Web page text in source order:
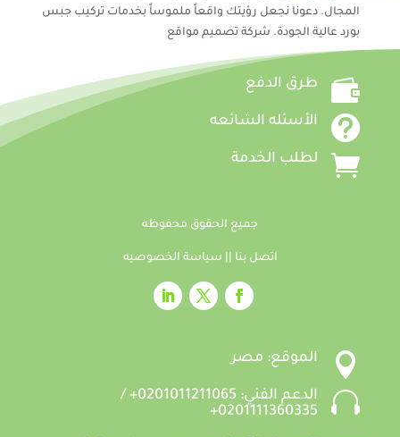
المجال. دعونا نجعل رؤيتك واقعاً ملموساً بخدمات تركيب جبس
بورد عالية الجودة. شركة تصميم مواقع
 طرق الدفع
 الأسئله الشائعه
 لطلب الخدمة
جميع الحقوق محفوظه
اتصل بنا سياسة الخصوصيه
 الموقع: مصر

الدعم الفني: 0201011211065+ /
0201111360335+